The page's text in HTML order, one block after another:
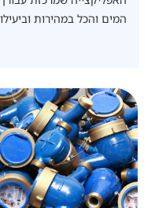
המים והכל במהירות